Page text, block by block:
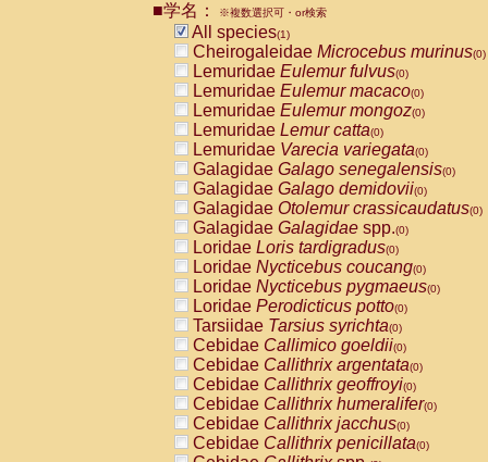
CebidaeCebus nigrivittatus
CebidaeCebus
CebidaeSaimiri boliviensis(0)
CebidaeSaimiri sciureus(0)
AtelidaeAlouatta caraya(0)
AtelidaeAlouatta fusca(0)
AtelidaeAlouatta seniculus
AtelidaeAlouattaspp.(0)
AtelidaeAteles belzebuth(0)
AtelidaeAteles geoffroyi(0)
AtelidaeAteles paniscus(0)
AtelidaeAtelesspp.(0)
Atelidae Lagothrix lagothricha
AtelidaeLagothrix lagothricha cana
PitheciidaeCacajao calvus
PitheciidaeCallicebus cupreus
PitheciidaeCallicebus donacophilus
PitheciidaeCallicebus moloch
PitheciidaeCallicebus torquatus
PitheciidaeCallicebusspp.(0)
PitheciidaeChiropotes satanas(0)
PitheciidaePithecia monachus
PitheciidaePithecia pithecia(0)
■学名： ※複数選択可・or検索
All species(1)
Cheirogaleidae Microcebus murinus(0)
Lemuridae Eulemur fulvus(0)
Lemuridae Eulemur macaco(0)
Lemuridae Eulemur mongoz(0)
Lemuridae Lemur catta(0)
Lemuridae Varecia variegata(0)
Galagidae Galago senegalensis(0)
Galagidae Galago demidovii(0)
Galagidae Otolemur crassicaudatus(0)
Galagidae Galagidae spp.(0)
Loridae Loris tardigradus(0)
Loridae Nycticebus coucang(0)
Loridae Nycticebus pygmaeus(0)
Loridae Perodicticus potto(0)
Tarsiidae Tarsius syrichta(0)
Cebidae Callimico goeldii(0)
Cebidae Callithrix argentata(0)
Cebidae Callithrix geoffroyi(0)
Cebidae Callithrix humeralifer(0)
Cebidae Callithrix jacchus(0)
Cebidae Callithrix penicillata(0)